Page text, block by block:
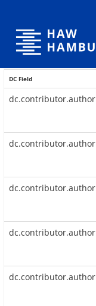
DC Field
dc.contributor.author
dc.contributor.author
dc.contributor.author
dc.contributor.author
dc.contributor.author